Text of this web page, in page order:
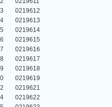
0219612
0219613
0219614
0219615
0219616
0219617
0219618
0219619
0219621
0219622